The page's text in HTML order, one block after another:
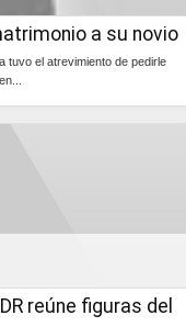
a su novio
tuvo el atrevimiento de pedirle
reúne figuras del